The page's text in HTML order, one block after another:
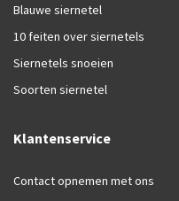
Blauwe siernetel
10 feiten over siernetels
Siernetels snoeien
Soorten siernetel
Klantenservice
Contact opnemen met ons